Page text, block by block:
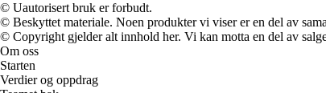
© Uautorisert bruk er forbudt.
© Beskyttet materiale. Noen produkter vi viser er en del av
© Copyright gjelder alt innhold her. Vi kan motta en del av
Om oss
Starten
Verdier og oppdrag